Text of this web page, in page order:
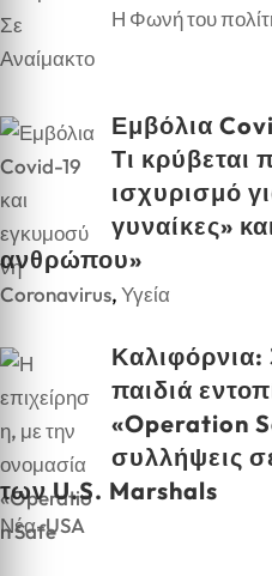
Η Φωνή του
Εμβόλια
Τι κρύβεται
ισχυρισμό
γυναίκες»
ανθρώπου»
Coronavirus,Υγεία
παιδιά
«Operation
συλλήψεις
των U.S. Marshals
Νέα-USA